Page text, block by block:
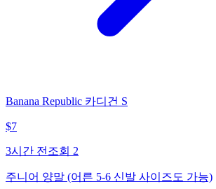
Banana Republic 카디건 S
$7
3시간 전 조회 2
주니어 양말 (어른 5-6 신발 사이즈도 가능)